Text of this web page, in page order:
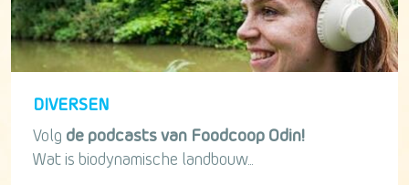
DIVERSEN
Volg de podcasts van Foodcoop Odin!
Wat is biodynamische landbouw...